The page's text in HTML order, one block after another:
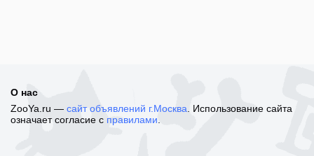
О нас
ZooYa.ru — сайт объявлений г.Москва . Использование сайта
означает согласие с правилами